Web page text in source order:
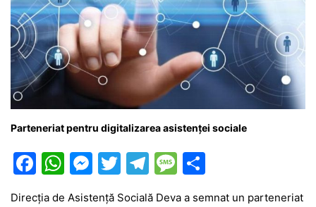
Parteneriat pentru digitalizarea asistenței sociale
F
a
W M T
w
T
M
Direcția de Asistență Socială Deva a semnat un parteneriat